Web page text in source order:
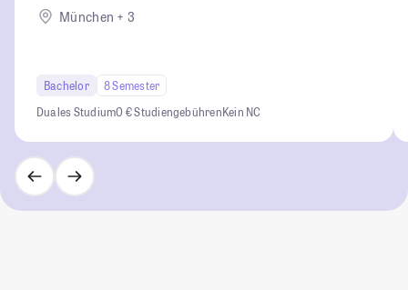
München + 3
Bachelor
8 Semester
Duales Studium0 € StudiengebührenKein NC